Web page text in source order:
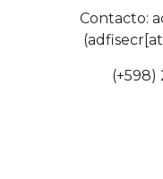
Contacto:
(+598)